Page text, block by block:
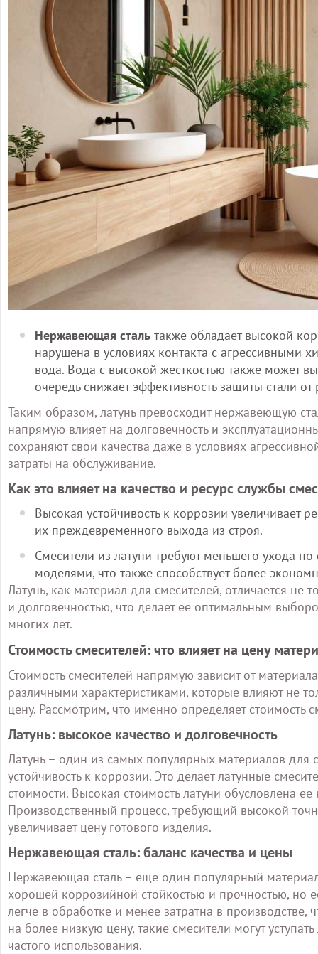
Нержавеющая сталь также обладает высокой
нарушена в условиях контакта с агрессивными
вода. Вода с высокой жесткостью также может
очередь снижает эффективность защиты стали
Таким образом, латунь превосходит нержавеющую
напрямую влияет на долговечность и
сохраняют свои качества даже в условиях
затраты на обслуживание.
Как это влияет на качество и ресурс службы
Высокая устойчивость к коррозии увеличивает
их преждевременного выхода из строя.
Смесители из латуни требуют меньшего ухода
моделями, что также способствует более
Латунь, как материал для смесителей, отличается
и долговечностью, что делает ее оптимальным
многих лет.
Стоимость смесителей: что влияет на цену
Стоимость смесителей напрямую зависит от
различными характеристиками, которые влияют не
цену. Рассмотрим, что именно определяет
Латунь: высокое качество и долговечность
Латунь – один из самых популярных материалов для
устойчивость к коррозии. Это делает латунные
стоимости. Высокая стоимость латуни обусловлена
Производственный процесс, требующий высокой
увеличивает цену готового изделия.
Нержавеющая сталь: баланс качества и цены
Нержавеющая сталь – еще один популярный
хорошей коррозийной стойкостью и прочностью, но
легче в обработке и менее затратна в производстве,
на более низкую цену, такие смесители могут
частого использования.